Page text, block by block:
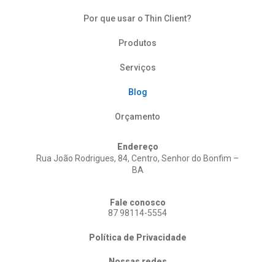
Por que usar o Thin Client?
Produtos
Serviços
Blog
Orçamento
Endereço
Rua João Rodrigues, 84, Centro, Senhor do Bonfim –
BA
Fale conosco
87 98114-5554
Política de Privacidade